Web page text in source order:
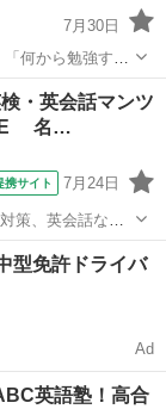
7月30日
何から勉強すれ
！」 そんな方
のカリキュラム
・英会話マンツ
名…
携サイト 7月24日
策、英会話など
型免許ドライバ
Ad
英語塾！高合